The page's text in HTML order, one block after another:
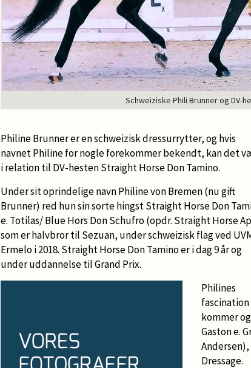
Schweiziske Phili Brunner og DV-
Philine Brunner er en schweizisk dressurrytter, og hvis
navnet Philine for nogle forekommer bekendt, kan det
i relation til DV-hesten Straight Horse Don Tamino.
Under sit oprindelige navn Philine von Bremen (nu gift
Brunner) red hun sin sorte hingst Straight Horse Don
e. Totilas/ Blue Hors Don Schufro (opdr. Straight Horse
som er halvbror til Sezuan, under schweizisk flag ved
Ermelo i 2018. Straight Horse Don Tamino er i dag 9 år og
under uddannelse til Grand Prix.
Philines
kommer
Gaston e.
Dressage.